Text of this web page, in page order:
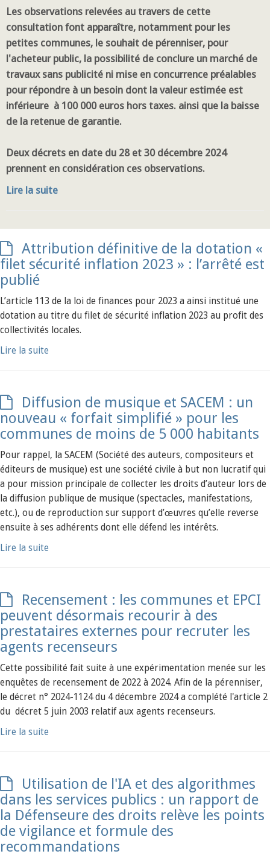
Les observations relevées au travers de cette
consultation font apparaître, notamment pour les
petites communes, le souhait de pérenniser, pour
l'acheteur public, la possibilité de conclure un marché de
travaux sans publicité ni mise en concurrence préalables
pour répondre à un besoin dont la valeur estimée est
inférieure à 100 000 euros hors taxes. ainsi que la baisse
de la retenue de garantie.
Deux décrets en date du 28 et 30 décembre 2024
prennent en considération ces observations.
Lire la suite
Attribution définitive de la dotation «
filet sécurité inflation 2023 » : l’arrêté est
publié
L’article 113 de la loi de finances pour 2023 a ainsi institué une
dotation au titre du filet de sécurité inflation 2023 au profit des
collectivités locales.
Lire la suite
Diffusion de musique et SACEM : un
nouveau « forfait simplifié » pour les
communes de moins de 5 000 habitants
Pour rappel, la SACEM (Société des auteurs, compositeurs et
éditeurs de musique) est une société civile à but non lucratif qui
a pour mission principale de collecter les droits d’auteur lors de
la diffusion publique de musique (spectacles, manifestations,
etc.), ou de reproduction sur support d’œuvres qu’elle reverse
ensuite à ses adhérents dont elle défend les intérêts.
Lire la suite
Recensement : les communes et EPCI
peuvent désormais recourir à des
prestataires externes pour recruter les
agents recenseurs
Cette possibilité fait suite à une expérimentation menée sur les
enquêtes de recensement de 2022 à 2024. Afin de la pérenniser,
le décret n° 2024-1124 du 4 décembre 2024 a complété l'article 2
du décret 5 juin 2003 relatif aux agents recenseurs.
Lire la suite
Utilisation de l'IA et des algorithmes
dans les services publics : un rapport de
la Défenseure des droits relève les points
de vigilance et formule des
recommandations